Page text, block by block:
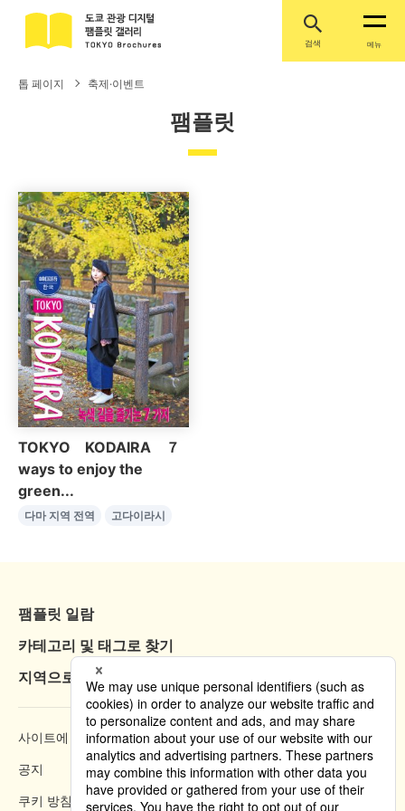
검색 메뉴
톱 페이지 축제·이벤트
팸플릿
TOKYO KODAIRA ７
ways to enjoy the
green...
다마 지역 전역 고다이라시
팸플릿 일람
카테고리 및 태그로 찾기
지역으로 찾기
사이트에 대하여 열람 방법
공지 개인정보 보호 정책
쿠키 방침